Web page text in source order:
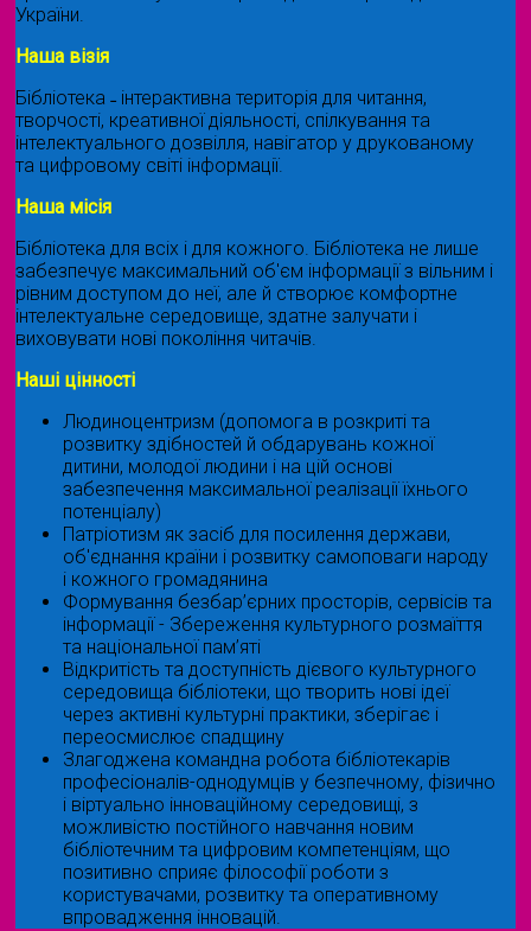
України.
Наша візія
Бібліотека ˗ інтерактивна територія для читання,
творчості, креативної діяльності, спілкування та
інтелектуального дозвілля, навігатор у друкованому
та цифровому світі інформації.
Наша місія
Бібліотека для всіх і для кожного. Бібліотека не лише
забезпечує максимальний об'єм інформації з вільним і
рівним доступом до неї, але й створює комфортне
інтелектуальне середовище, здатне залучати і
виховувати нові покоління читачів.
Наші цінності
Людиноцентризм (допомога в розкриті та
розвитку здібностей й обдарувань кожної
дитини, молодої людини і на цій основі
забезпечення максимальної реалізації їхнього
потенціалу)
Патріотизм як засіб для посилення держави,
об'єднання країни і розвитку самоповаги народу
і кожного громадянина
Формування безбар’єрних просторів, сервісів та
інформації - Збереження культурного розмаїття
та національної пам’яті
Відкритість та доступність дієвого культурного
середовища бібліотеки, що творить нові ідеї
через активні культурні практики, зберігає і
переосмислює спадщину
Злагоджена командна робота бібліотекарів
професіоналів-однодумців у безпечному, фізично
і віртуально інноваційному середовищі, з
можливістю постійного навчання новим
бібліотечним та цифровим компетенціям, що
позитивно сприяє філософії роботи з
користувачами, розвитку та оперативному
впровадження інновацій.